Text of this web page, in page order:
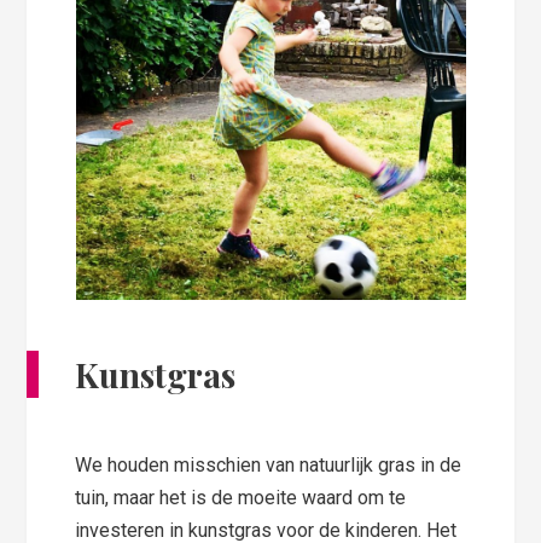
Kunstgras
We houden misschien van natuurlijk gras in de
tuin, maar het is de moeite waard om te
investeren in kunstgras voor de kinderen. Het